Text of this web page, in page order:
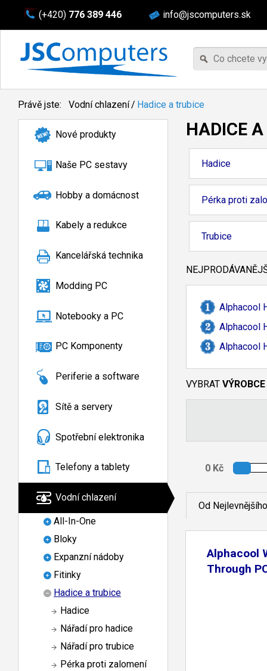
(+420) 776 389 446 info@jscomputers.sk
Právě jste: Vodní chlazení/ Hadice a trubice
Nové produkty
Naše PC sestavy
Hobby a domácnost
Kabely a redukce
Kancelářská technika
Modding PC
Notebooky a PC
PC Komponenty
Periferie a software
Sítě a servery
Spotřební elektronika
Telefony a tablety
Vodní chlazení
All-In-One
Bloky
Expanzní nádoby
Fitinky
Hadice a trubice
Hadice
Nářadí pro hadice
Nářadí pro trubice
Pérka proti zalomení
HADICE
Hadice
Pérka proti
Trubice
Alphacool
Alphacool
Alphacool
VYBRAT VÝROBCE
Od Nejlevnějšího
Alphacool
Through